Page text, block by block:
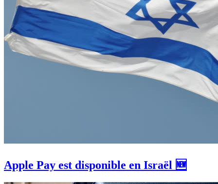
Apple Pay est disponible en Israël 🆕